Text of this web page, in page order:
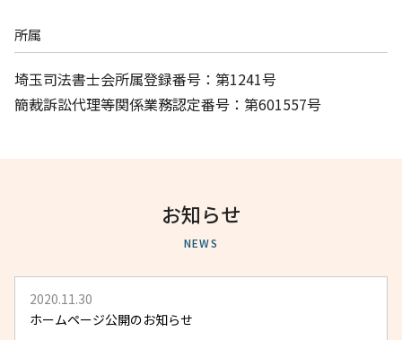
所属
埼玉司法書士会所属登録番号：第1241号
簡裁訴訟代理等関係業務認定番号：第601557号
お知らせ
NEWS
2020.11.30
ホームページ公開のお知らせ